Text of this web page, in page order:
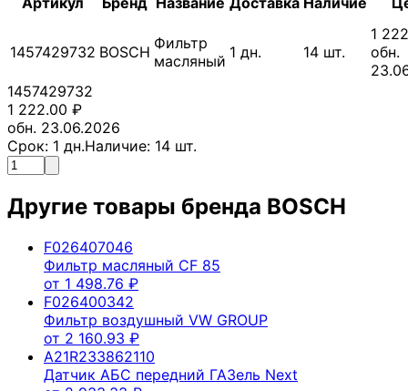
1457429732 BOSCH Фильтр
масляный 1 дн. 14 шт.
1
обн.
1457429732
1 222.00 ₽
обн. 23.06.2026
Срок: 1 дн.Наличие: 14 шт.
Другие товары бренда BOSCH
F026407046
Фильтр масляный CF 85
от 1 498.76 ₽
F026400342
Фильтр воздушный VW GROUP
от 2 160.93 ₽
A21R233862110
Датчик АБС передний ГАЗель Next